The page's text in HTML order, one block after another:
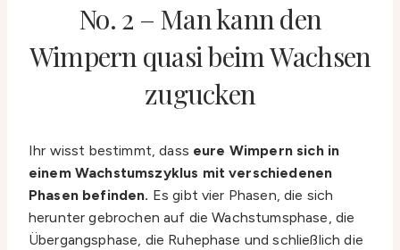
No. 2 – Man kann den
Wimpern quasi beim Wachsen
zugucken
Ihr wisst bestimmt, dass eure Wimpern sich in
einem Wachstumszyklus mit verschiedenen
Phasen befinden. Es gibt vier Phasen, die sich
herunter gebrochen auf die Wachstumsphase, die
Übergangsphase, die Ruhephase und schließlich die